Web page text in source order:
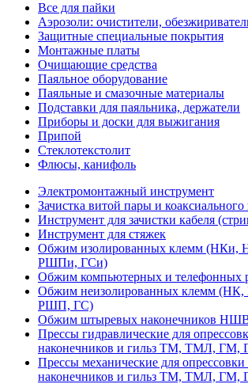
Все для пайки
Аэрозоли: очистители,
Защитные специальные покрытия
Монтажные платы
Очищающие средства
Паяльное оборудование
Паяльные и смазочные материалы
Подставки для паяльника, держатели
Приборы и доски для выжигания
Припой
Стеклотекстолит
Флюсы, канифоль
Электромонтажный инструмент
Зачистка витой пары и коаксиального
Инструмент для зачистки кабеля
Инструмент для стяжек
Обжим изолированных клемм
РШПи, ГСи)
Обжим компьютерных и телефонных
Обжим неизолированных клемм
РШП, ГС)
Обжим штыревых наконечников
Прессы гидравлические для
наконечников и гильз ТМ, ТМЛ, ГМ,
Прессы механические для
наконечников и гильз ТМ, ТМЛ, ГМ,